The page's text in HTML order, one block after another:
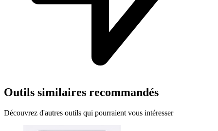
Outils similaires recommandés
Découvrez d'autres outils qui pourraient vous intéresser